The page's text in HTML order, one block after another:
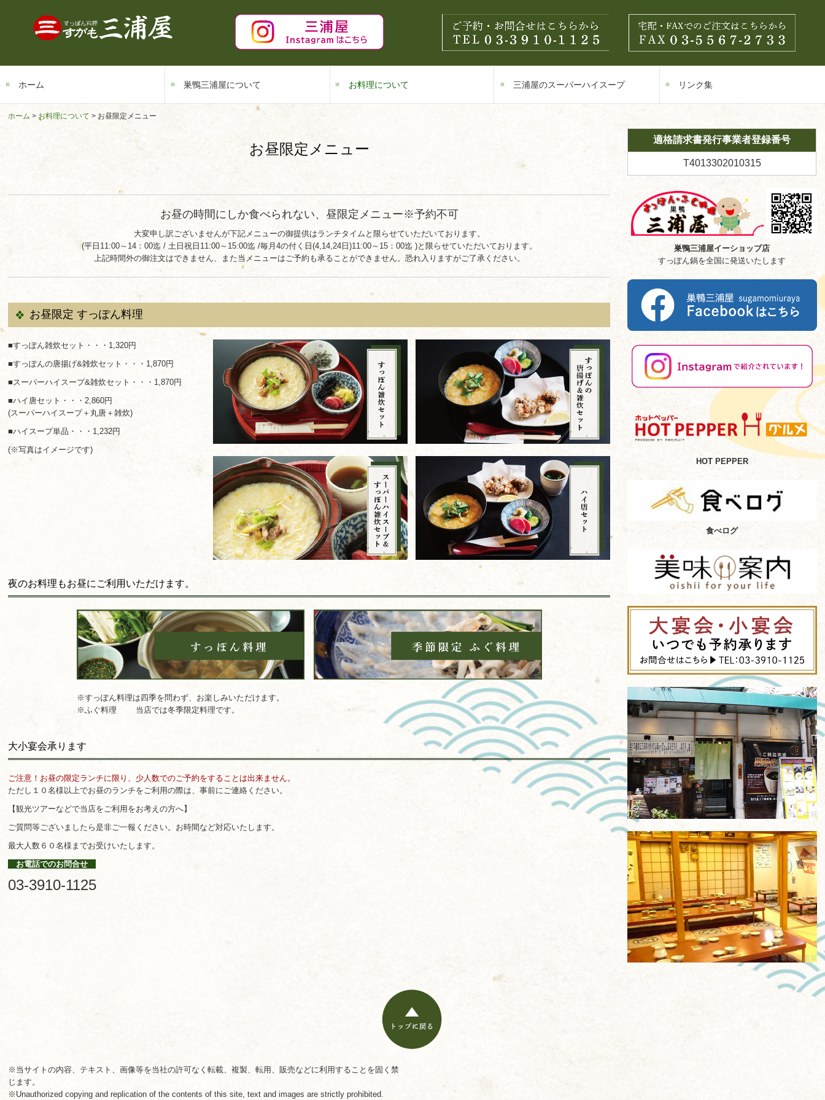
ホーム 巣鴨三浦屋について お料理について 三浦屋のスーパーハイスープ リンク集
ホーム お料理について お昼限定メニュー
お昼限定メニュー
お昼の時間にしか食べられない、昼限定メニュー※予約不可
大変申し訳ございませんが下記メニューの御提供はランチタイムと限らせていただいております。
(平日11:00～14：00迄 / 土日祝日11:00～15:00迄 /毎月4の付く日(4,14,24日)11:00～15：00迄 )と限らせていただいております。
上記時間外の御注文はできません、また当メニューはご予約も承ることができません。恐れ入りますがご了承ください。
お昼限定 すっぽん料理
■すっぽん雑炊セット・・・1,320円
■すっぽんの唐揚げ&雑炊セット・・・1,870円
■スーパーハイスープ&雑炊セット・・・1,870円
■ハイ唐セット・・・2,860円
(スーパーハイスープ＋丸唐＋雑炊)
■ハイスープ単品・・・1,232円
(※写真はイメージです)
夜のお料理もお昼にご利用いただけます。
※すっぽん料理は四季を問わず、お楽しみいただけます。
※ふぐ料理
当店では冬季限定料理です。
大小宴会承ります
ご注意！お昼の限定ランチに限り、少人数でのご予約をすることは出来ません。
ただし１０名様以上でお昼のランチをご利用の際は、事前にご連絡ください。
【観光ツアーなどで当店をご利用をお考えの方へ】
ご質問等ございましたら是非ご一報ください。お時間など対応いたします。
最大人数６０名様までお受けいたします。
お電話でのお問合せ
03-3910-1125
適格請求書発行事業者登録番号
T4013302010315
巣鴨三浦屋イーショップ店
すっぽん鍋を全国に発送いたします
HOT PEPPER
食べログ
※当サイトの内容、テキスト、画像等を当社の許可なく転載、複製、転用、販売などに利用することを固く禁
じます。
※Unauthorized copying and replication of the contents of this site, text and images are strictly prohibited.